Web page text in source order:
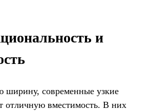
и
ширину, современные узкие
отличную вместимость. В них